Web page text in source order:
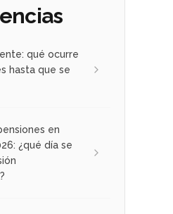
qué ocurre
hasta que se
en
¿qué día se